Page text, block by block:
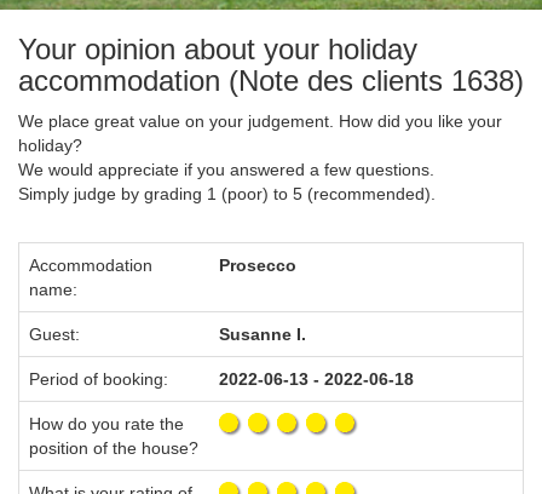
Your opinion about your holiday
accommodation (Note des clients 1638)
We place great value on your judgement. How did you like your
holiday?
We would appreciate if you answered a few questions.
Simply judge by grading 1 (poor) to 5 (recommended).
Accommodation
name:
Prosecco
Guest: Susanne I.
Period of booking: 2022-06-13 - 2022-06-18
How do you rate the
position of the house?